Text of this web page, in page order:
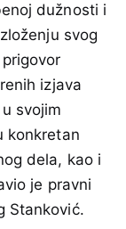
dužnosti i
svog
izjava
svojim
konkretan
dela, kao i
je pravni
Stanković.